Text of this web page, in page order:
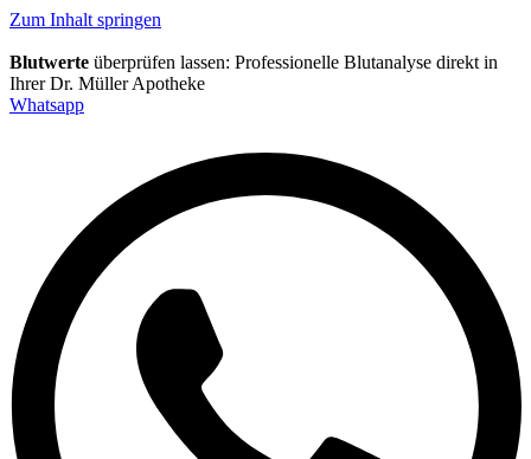
zum
zum
Footer
Zum Inhalt springen
Blutwerte überprüfen lassen: Professionelle Blutanalyse direkt in
Ihrer Dr. Müller Apotheke
Whatsapp